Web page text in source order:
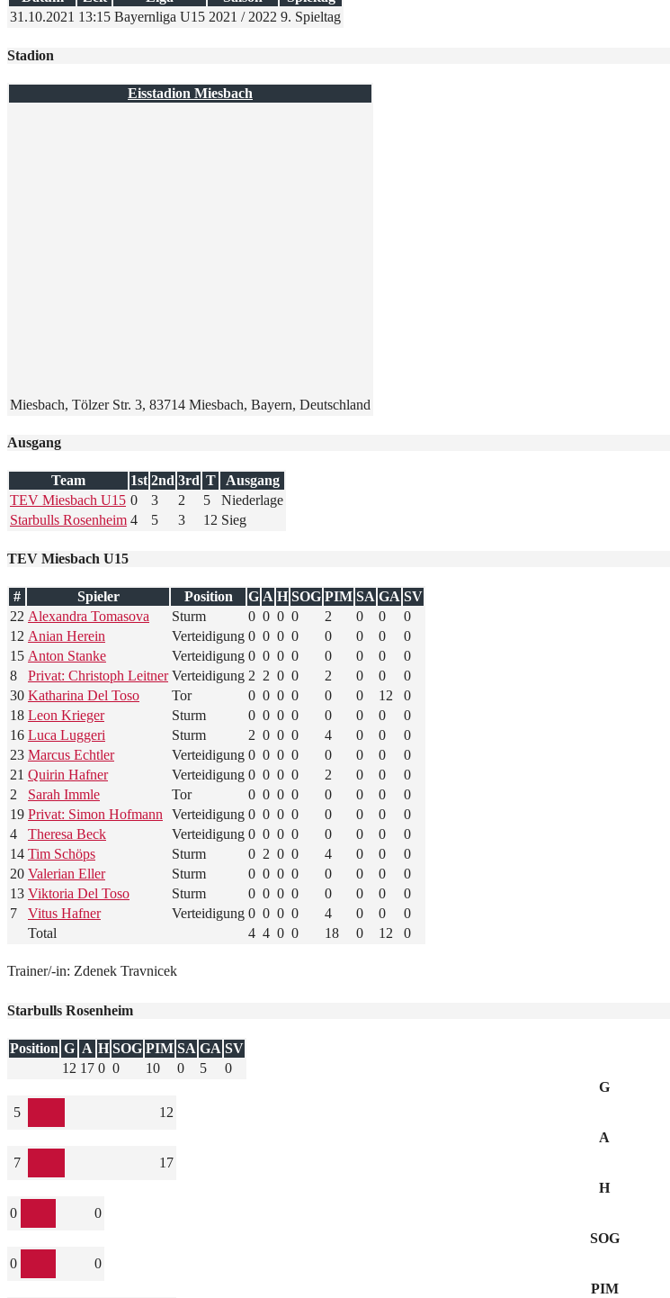
31.10.2021 13:15 Bayernliga U15 2021 / 2022 9. Spieltag
Stadion
Eisstadion Miesbach
Miesbach, Tölzer Str. 3, 83714 Miesbach, Bayern, Deutschland
Ausgang
Team 1st 2nd 3rd T
Ausgang
TEV Miesbach U15 0 3 2 5
Niederlage
Starbulls Rosenheim 4 5 3 12 Sieg
TEV Miesbach U15
# Spieler Position G A H SOG PIM SA GA SV
22 Alexandra Tomasova Sturm 0 0 0 0 2 0 0
0
12 Anian Herein Verteidigung 0 0 0 0 0 0 0
0
15 Anton Stanke Verteidigung 0 0 0 0 0 0 0
0
8
Privat: Christoph Leitner Verteidigung 2 2 0 0 2 0 0
0
30 Katharina Del Toso Tor 0 0 0 0 0 0 12
0
18 Leon Krieger Sturm 0 0 0 0 0 0 0
0
16 Luca Luggeri Sturm 2 0 0 0 4 0 0
0
23 Marcus Echtler Verteidigung 0 0 0 0 0 0 0
0
21 Quirin Hafner Verteidigung 0 0 0 0 2 0 0
0
2
Sarah Immle Tor 0 0 0 0 0 0 0
0
19 Privat: Simon Hofmann Verteidigung 0 0 0 0 0 0 0
0
4
Theresa Beck Verteidigung 0 0 0 0 0 0 0
0
14 Tim Schöps Sturm 0 2 0 0 4 0 0
0
20 Valerian Eller Sturm 0 0 0 0 0 0 0
0
13 Viktoria Del Toso Sturm 0 0 0 0 0 0 0
0
7
Vitus Hafner Verteidigung 0 0 0 0 4 0 0
0
Total
4 4 0 0 18 0 12 0
Trainer/-in: Zdenek Travnicek
Starbulls Rosenheim
Position G A H SOG PIM SA GA SV
12 17 0 0 10 0 5
0
G
5
12
A
7
17
H
0
0
SOG
0
0
PIM